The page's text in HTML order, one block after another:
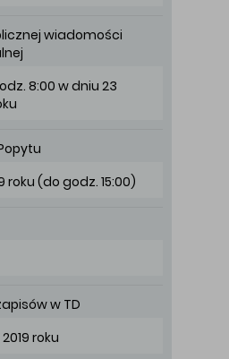
wiadomości
8:00 w dniu 23
roku (do godz. 15:00)
w TD
roku